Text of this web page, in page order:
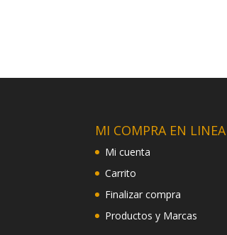
MI COMPRA EN LINEA
Mi cuenta
Carrito
Finalizar compra
Productos y Marcas